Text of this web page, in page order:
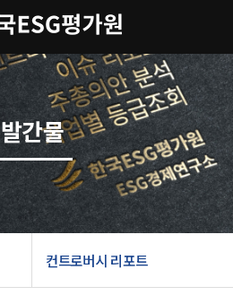
컨트로버시 리포트
발간물